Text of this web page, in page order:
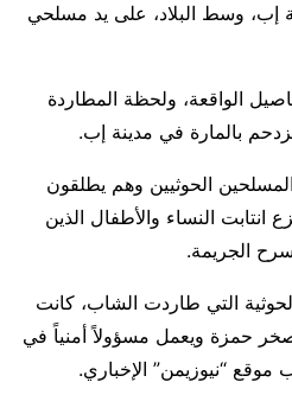
إب، وسط البلاد، على يد مسلحي
الواقعة، ولحظة المطاردة
بالمارة في مدينة إب.
الحوثيين وهم يطلقون
النساء والأطفال الذين
الجريمة.
التي طاردت الشاب، كانت
حمزة ويعمل مسؤولاً أمنياً في
“نيوزيمن” الإخباري.